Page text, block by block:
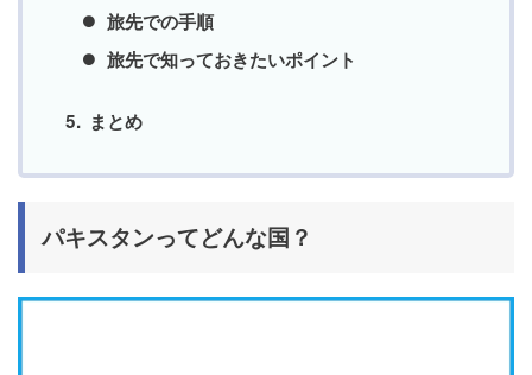
旅先での手順
旅先で知っておきたいポイント
まとめ
パキスタンってどんな国？